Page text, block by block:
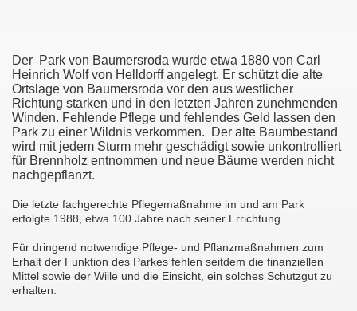
Der Park von Baumersroda wurde etwa 1880 von Carl
Heinrich Wolf von Helldorff angelegt. Er schützt die alte
Ortslage von Baumersroda vor den aus westlicher
Richtung starken und in den letzten Jahren zunehmenden
Winden. Fehlende Pflege und fehlendes Geld lassen den
Park zu einer Wildnis verkommen. Der alte Baumbestand
wird mit jedem Sturm mehr geschädigt sowie unkontrolliert
für Brennholz entnommen und neue Bäume werden nicht
nachgepflanzt.
Die letzte fachgerechte Pflegemaßnahme im und am Park
erfolgte 1988, etwa 100 Jahre nach seiner Errichtung.
Für dringend notwendige Pflege- und Pflanzmaßnahmen zum
Erhalt der Funktion des Parkes fehlen seitdem die finanziellen
Mittel sowie der Wille und die Einsicht, ein solches Schutzgut zu
erhalten.